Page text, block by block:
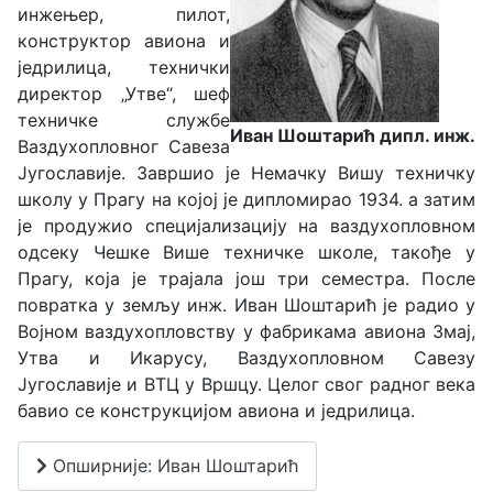
Иван Шоштарић дипл. инж.
инжењер, пилот,
конструктор авиона и
једрилица, технички
директор „Утве“, шеф
техничке службе
Ваздухопловног Савеза
Југославије. Завршио је Немачку Вишу техничку
школу у Прагу на којој је дипломирао 1934. а затим
је продужио специјализацију на ваздухопловном
одсеку Чешке Више техничке школе, такође у
Прагу, која је трајала још три семестра. После
повратка у земљу инж. Иван Шоштарић је радио у
Војном ваздухопловству у фабрикама авиона Змај,
Утва и Икарусу, Ваздухопловном Савезу
Југославије и ВТЦ у Вршцу. Целог свог радног века
бавио се конструкцијом авиона и једрилица.
Опширније: Иван Шоштарић